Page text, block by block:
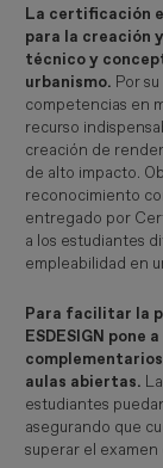
La certificación
para la creación
técnico y
urbanismo. Por
competencias en
recurso
creación de
de alto impacto.
reconocimiento
entregado por
a los estudiantes
empleabilidad en
Para facilitar la
ESDESIGN
aulas abiertas.
estudiantes
asegurando que
superar el